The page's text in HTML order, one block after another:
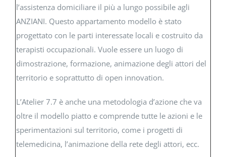
l’assistenza domiciliare il più a lungo possibile agli
ANZIANI. Questo appartamento modello è stato
progettato con le parti interessate locali e costruito da
terapisti occupazionali. Vuole essere un luogo di
dimostrazione, formazione, animazione degli attori del
territorio e soprattutto di open innovation.
L’Atelier 7.7 è anche una metodologia d’azione che va
oltre il modello piatto e comprende tutte le azioni e le
sperimentazioni sul territorio, come i progetti di
telemedicina, l’animazione della rete degli attori, ecc.